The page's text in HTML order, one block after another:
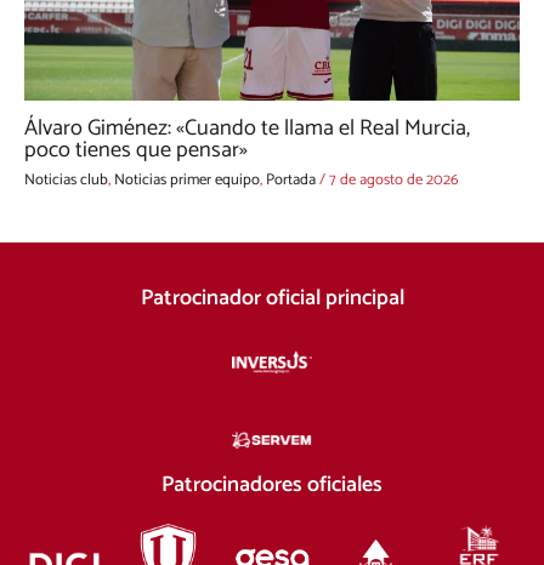
Álvaro Giménez: «Cuando te llama el Real Murcia,
poco tienes que pensar»
Noticias club,Noticias primer equipo,Portada/7 de agosto de 2026
Patrocinador oficial principal
Patrocinadores oficiales